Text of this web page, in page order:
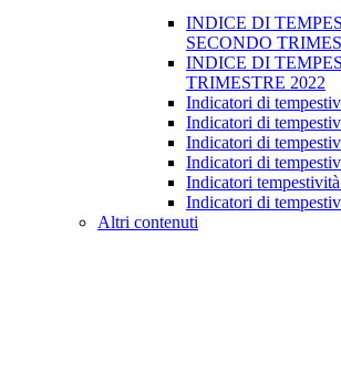
INDICE DI
SECONDO
INDICE DI
TRIMESTRE 2022
Indicatori di
Indicatori di
Indicatori di
Indicatori di
Indicatori
Indicatori di
Altri contenuti